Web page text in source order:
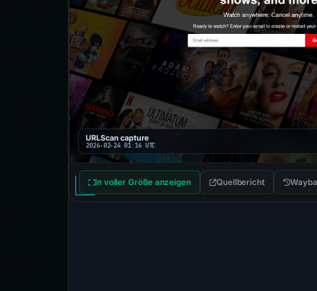
URLScan capture
2026-02-24 01:16 UTC
In voller Größe anzeigen Quellbericht